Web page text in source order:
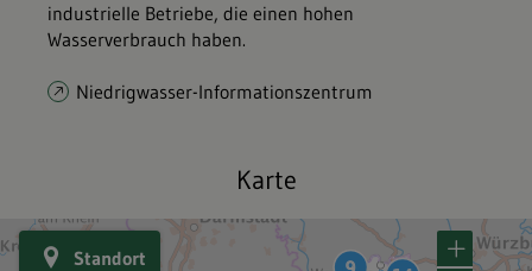
industrielle Betriebe, die einen hohen
Wasserverbrauch haben.
Niedrigwasser-Informationszentrum
Karte